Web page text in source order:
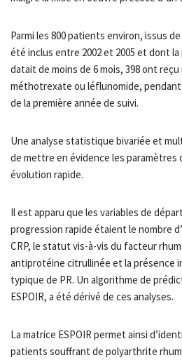
Parmi les 800 patients environ, issus
été inclus entre 2002 et 2005 et dont
datait de moins de 6 mois, 398 ont
méthotrexate ou léflunomide, pendant
de la première année de suivi.
Une analyse statistique bivariée et
de mettre en évidence les
évolution rapide.
Il est apparu que les variables de
progression rapide étaient le nombre
CRP, le statut vis-à-vis du facteur
antiprotéine citrullinée et la présence
typique de PR. Un algorithme de
ESPOIR, a été dérivé de ces analyses.
La matrice ESPOIR permet ainsi
patients souffrant de polyarthrite